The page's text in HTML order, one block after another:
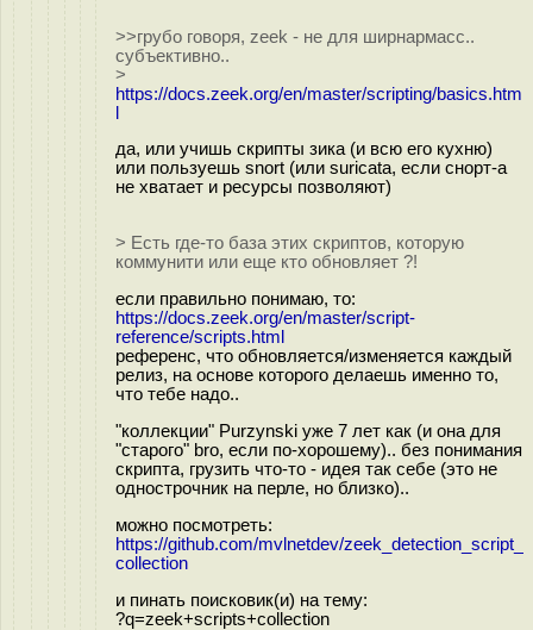
>>грубо говоря, zeek - не для ширнармасс..
субъективно..
>
https://docs.zeek.org/en/master/scripting/basics.htm
l
да, или учишь скрипты зика (и всю его кухню)
или пользуешь snort (или suricata, если снорт-а
не хватает и ресурсы позволяют)
> Есть где-то база этих скриптов, которую
коммунити или еще кто обновляет ?!
если правильно понимаю, то:
https://docs.zeek.org/en/master/script-
reference/scripts.html
референс, что обновляется/изменяется каждый
релиз, на основе которого делаешь именно то,
что тебе надо..
"коллекции" Purzynski уже 7 лет как (и она для
"старого" bro, если по-хорошему).. без понимания
скрипта, грузить что-то - идея так себе (это не
однострочник на перле, но близко)..
можно посмотреть:
https://github.com/mvlnetdev/zeek_detection_script_
collection
и пинать поисковик(и) на тему:
?q=zeek+scripts+collection